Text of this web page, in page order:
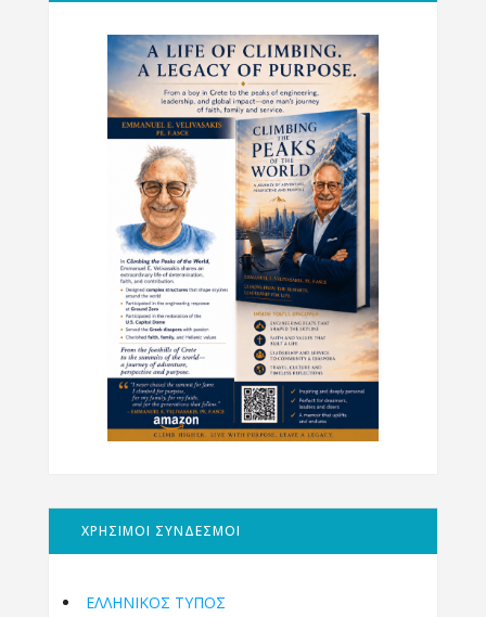
ΧΡΗΣΙΜΟΙ ΣΥΝΔΕΣΜΟΙ
ΕΛΛΗΝΙΚΟΣ ΤΥΠΟΣ